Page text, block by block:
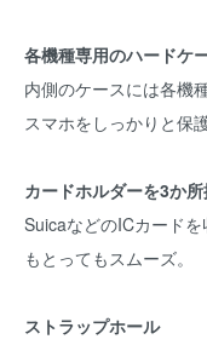
各機種専用のハードケ
内側のケースには各機
スマホをしっかりと保
カードホルダーを3か所
SuicaなどのICカード
もとってもスムーズ。
ストラップホール